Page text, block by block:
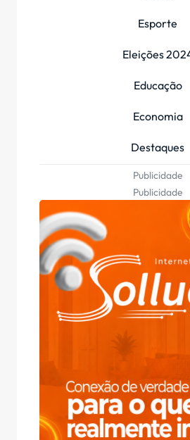
Esporte
Eleições
Educação
Economia
Destaques
Publicidade
Publicidade